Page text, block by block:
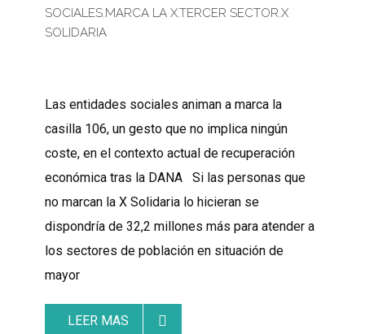
SOCIALES,MARCA LA X,TERCER SECTOR,X
SOLIDARIA
Las entidades sociales animan a marca la
casilla 106, un gesto que no implica ningún
coste, en el contexto actual de recuperación
económica tras la DANA Si las personas que
no marcan la X Solidaria lo hicieran se
dispondría de 32,2 millones más para atender a
los sectores de población en situación de
mayor
LEER MAS